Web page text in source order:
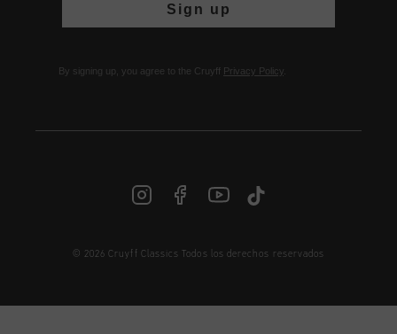
ES | € EUR
Sign up
By signing up, you agree to the Cruyff Privacy Policy
© 2026 Cruyff Classics Todos los derechos reservados